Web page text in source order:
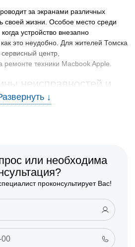
за экранами различных
своей жизни. Особое место среди
устройство внезапно
это неудобно. Для жителей Томска
центр,
техники Macbook Apple.
неисправностей и
программ, вирусы или ошибки
замены.
рекомендуется регулярно
обновлять операционную
жидкости и использовать
или необходима
проконсультирует Вас!